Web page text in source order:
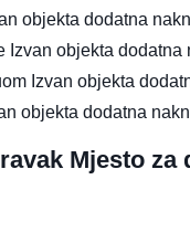
objekta dodatna
Izvan objekta dodatna
Izvan objekta
objekta dodatna
Mjesto za